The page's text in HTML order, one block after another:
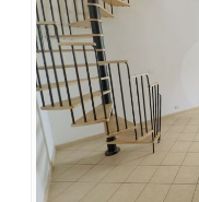
Location/gestion
Location saisonnière
Syndic
Notre agence
Méditerranée